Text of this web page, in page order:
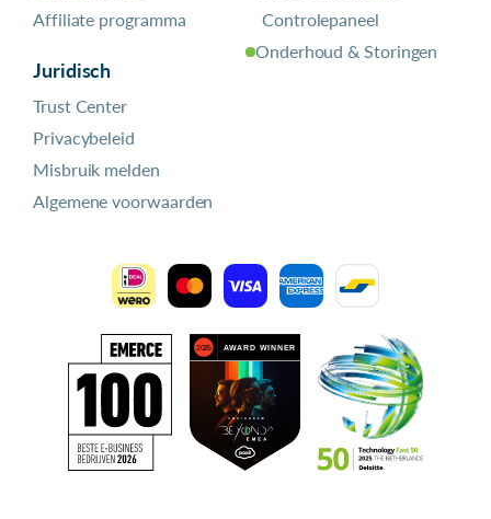
Affiliate programma
Juridisch
Trust Center
Privacybeleid
Misbruik melden
Algemene voorwaarden
Controlepaneel
Onderhoud & Storingen